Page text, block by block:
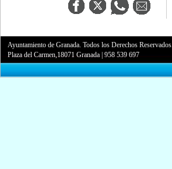
Ayuntamiento de Granada. Todos los Derechos Reservados.
Plaza del Carmen,18071 Granada |958 539 697